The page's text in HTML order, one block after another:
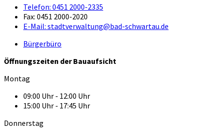
Telefon: 0451 2000-2335
Fax: 0451 2000-2020
E-Mail: stadtverwaltung@bad-schwartau.de
Bürgerbüro
Öffnungszeiten der Bauaufsicht
Montag
09:00 Uhr - 12:00 Uhr
15:00 Uhr - 17:45 Uhr
Donnerstag